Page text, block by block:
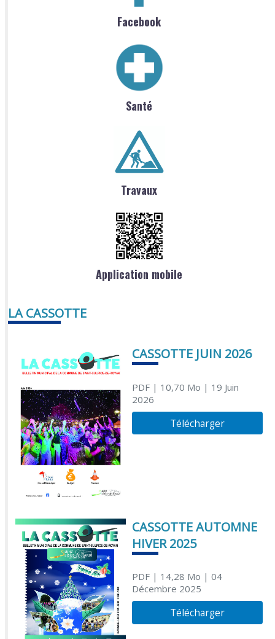
Facebook
Santé
Travaux
Application mobile
LA CASSOTTE
CASSOTTE JUIN 2026
PDF| 10,70 Mo | 19 Juin
2026
Télécharger
CASSOTTE AUTOMNE
HIVER 2025
PDF| 14,28 Mo | 04
Décembre 2025
Télécharger